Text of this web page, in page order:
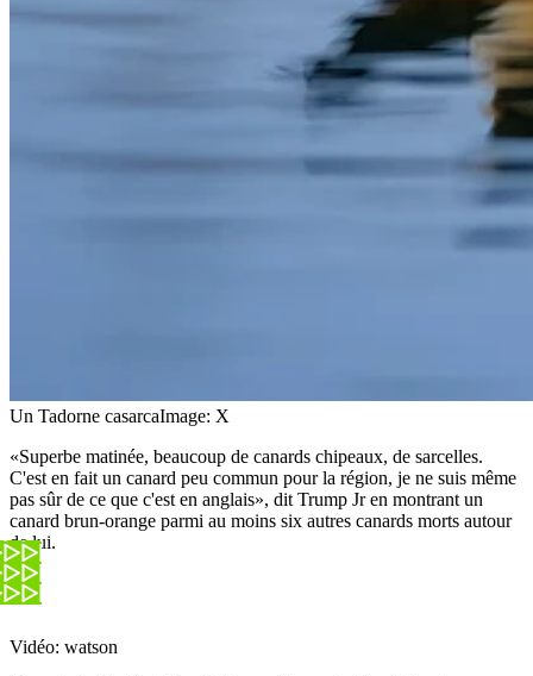
Un Tadorne casarcaImage: X
«Superbe matinée, beaucoup de canards chipeaux, de sarcelles.
C'est en fait un canard peu commun pour la région, je ne suis même
pas sûr de ce que c'est en anglais», dit Trump Jr en montrant un
canard brun-orange parmi au moins six autres canards morts autour
de lui.
Vidéo: watson